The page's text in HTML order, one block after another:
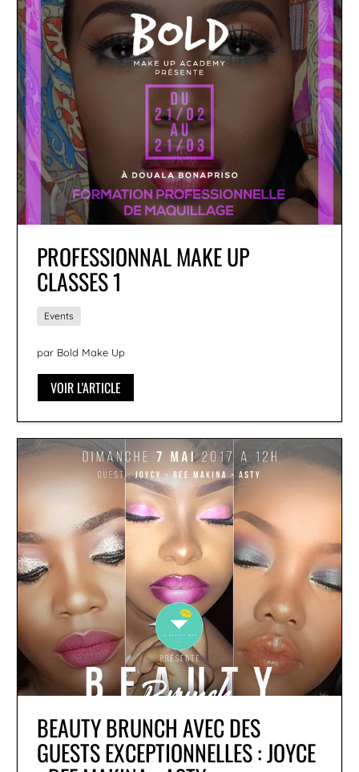
PROFESSIONNAL MAKE UP
CLASSES 1
Events
par Bold Make Up
VOIR L'ARTICLE
BEAUTY BRUNCH AVEC DES
GUESTS EXCEPTIONNELLES : JOYCE